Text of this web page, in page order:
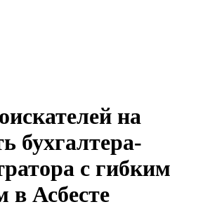
на
бухгалтера-
с гибким
в Асбесте